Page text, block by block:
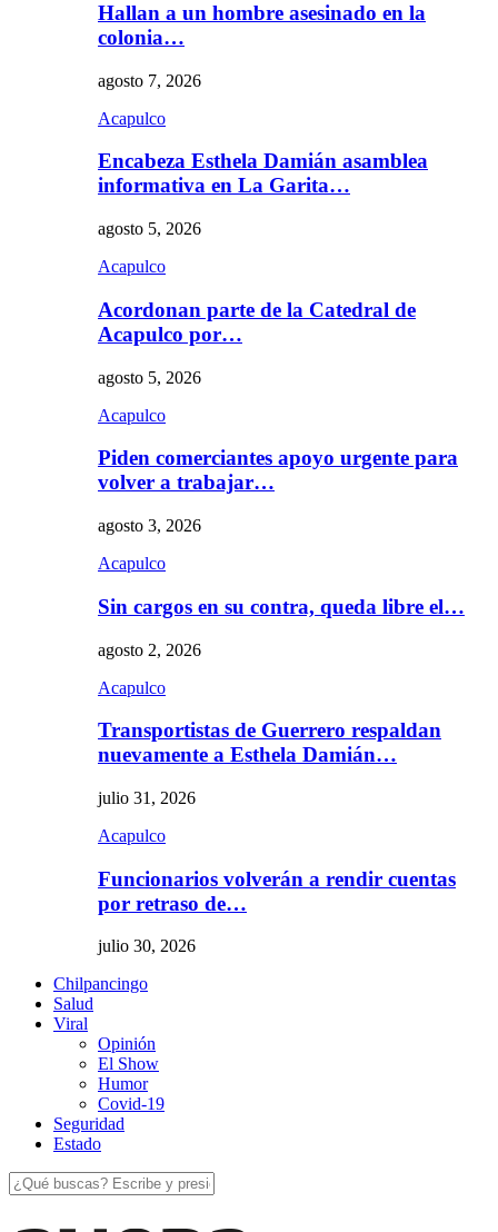
Hallan a un hombre asesinado en la
colonia…
agosto 7, 2026
Acapulco
Encabeza Esthela Damián asamblea
informativa en La Garita…
agosto 5, 2026
Acapulco
Acordonan parte de la Catedral de
Acapulco por…
agosto 5, 2026
Acapulco
Piden comerciantes apoyo urgente para
volver a trabajar…
agosto 3, 2026
Acapulco
Sin cargos en su contra, queda libre el…
agosto 2, 2026
Acapulco
Transportistas de Guerrero respaldan
nuevamente a Esthela Damián…
julio 31, 2026
Acapulco
Funcionarios volverán a rendir cuentas
por retraso de…
julio 30, 2026
Chilpancingo
Salud
Viral
Opinión
El Show
Humor
Covid-19
Seguridad
Estado